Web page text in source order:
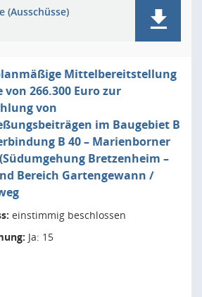
(Ausschüsse)
Mittelbereitstellung
von 266.300 Euro zur
von
im Baugebiet B
B 40 – Marienborner
Bretzenheim –
Bereich Gartengewann /
einstimmig beschlossen
Ja: 15